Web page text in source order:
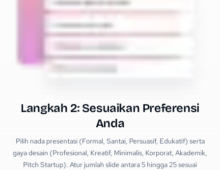
Langkah 2: Sesuaikan Preferensi
Anda
Pilih nada presentasi (Formal, Santai, Persuasif, Edukatif) serta
gaya desain (Profesional, Kreatif, Minimalis, Korporat, Akademik,
Pitch Startup). Atur jumlah slide antara 5 hingga 25 sesuai